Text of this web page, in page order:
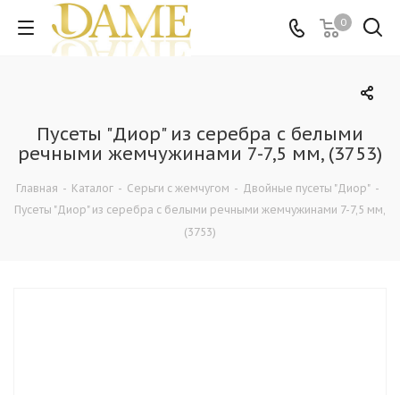
0
Пусеты "Диор" из серебра с белыми
речными жемчужинами 7-7,5 мм, (3753)
Главная - Каталог - Серьги с жемчугом - Двойные пусеты "Диор" -
Пусеты "Диор" из серебра с белыми речными жемчужинами 7-7,5 мм,
(3753)